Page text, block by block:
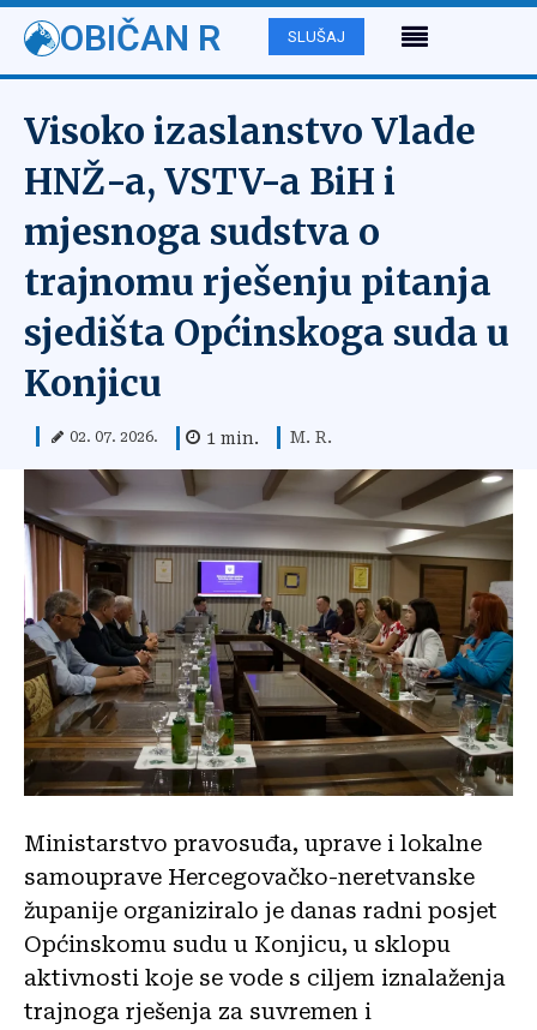
OBIČAN R SLUŠAJ
Visoko izaslanstvo Vlade
HNŽ-a, VSTV-a BiH i
mjesnoga sudstva o
trajnomu rješenju pitanja
sjedišta Općinskoga suda u
Konjicu
02. 07. 2026. 1 min. M. R.
Ministarstvo pravosuđa, uprave i lokalne
samouprave Hercegovačko-neretvanske
županije organiziralo je danas radni posjet
Općinskomu sudu u Konjicu, u sklopu
aktivnosti koje se vode s ciljem iznalaženja
trajnoga rješenja za suvremen i